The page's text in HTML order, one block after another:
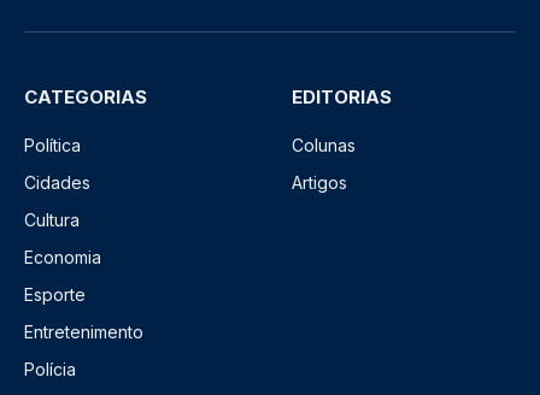
CATEGORIAS
Política
Cidades
Cultura
Economia
Esporte
Entretenimento
Polícia
EDITORIAS
Colunas
Artigos